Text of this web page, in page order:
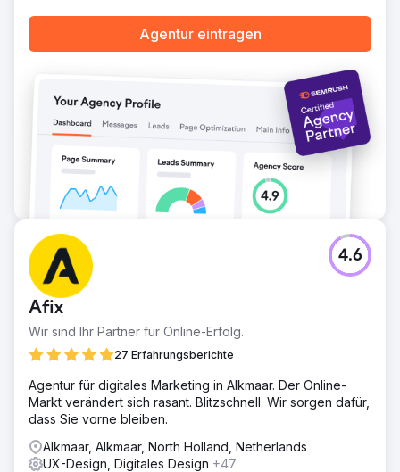
organischen Traffic.
Ergebnis
Fernsehturm einen Anstieg des nicht markengebundenen
Verkehrs um 200 %, was seine organische Sichtbarkeit
deutlich steigerte. Dieser Besucheranstieg führte zu einer
Steigerung der Konversionsraten aus Direktbuchungen
um 20 %, wodurch die Abhängigkeit von Plattformen
Dritter reduziert wurde. Die optimierte SEO-Strategie
verbesserte nicht nur die Suchrankings, sondern auch
das allgemeine Benutzererlebnis, da es für Besucher
einfacher wurde, Tickets direkt über die Website zu
finden und zu buchen.
Agentur eintragen
Afix
Wir sind Ihr Partner für Online-Erfolg.
27 Erfahrungsberichte
4.6
Agentur für digitales Marketing in Alkmaar. Der Online-
Markt verändert sich rasant. Blitzschnell. Wir sorgen dafür,
dass Sie vorne bleiben.
Alkmaar, Alkmaar, North Holland, Netherlands
UX-Design, Digitales Design +47